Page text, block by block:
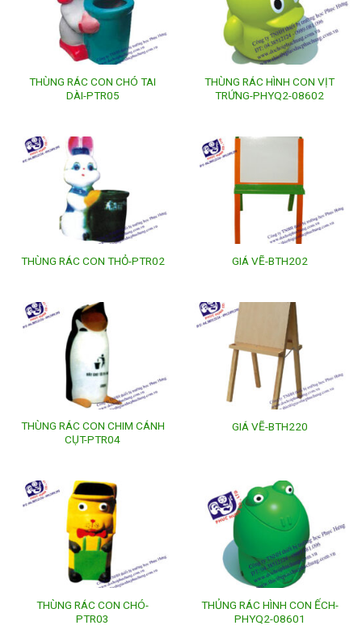
THÙNG RÁC CON CHÓ TAI
DÀI-PTR05
THÙNG RÁC HÌNH CON VỊT
TRỨNG-PHYQ2-08602
THÙNG RÁC CON THỎ-PTR02 GIÁ VẼ-BTH202
THÙNG RÁC CON CHIM CÁNH
CỤT-PTR04
GIÁ VẼ-BTH220
THÙNG RÁC CON CHÓ-
PTR03
THỦNG RÁC HÌNH CON ẾCH-
PHYQ2-08601